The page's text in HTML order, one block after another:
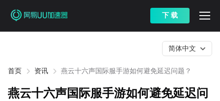
下 载
首页 资讯 燕云十六声国际服手游如何避免延迟问题？
简体中文
燕云十六声国际服手游如何避免延迟问